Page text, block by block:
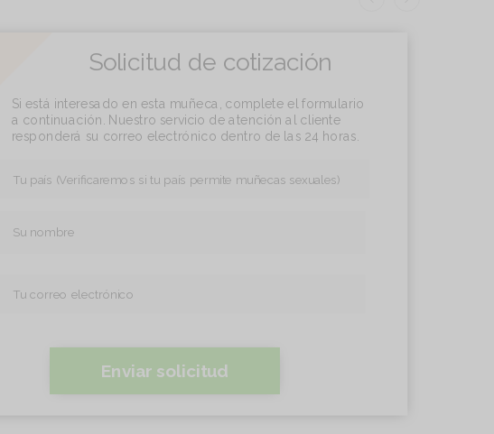
Solicitud de cotización
Si está interesado en esta muñeca, complete el formulario
a continuación. Nuestro servicio de atención al cliente
responderá su correo electrónico dentro de las 24 horas.
Enviar solicitud